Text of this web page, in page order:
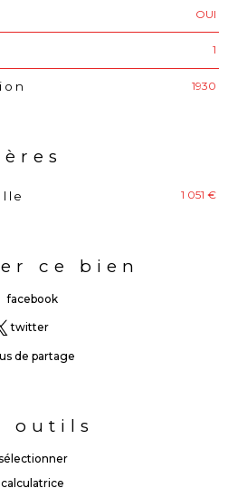
OUI
1
1930
1 051 €
ce bien
facebook
twitter
de partage
outils
calculatrice